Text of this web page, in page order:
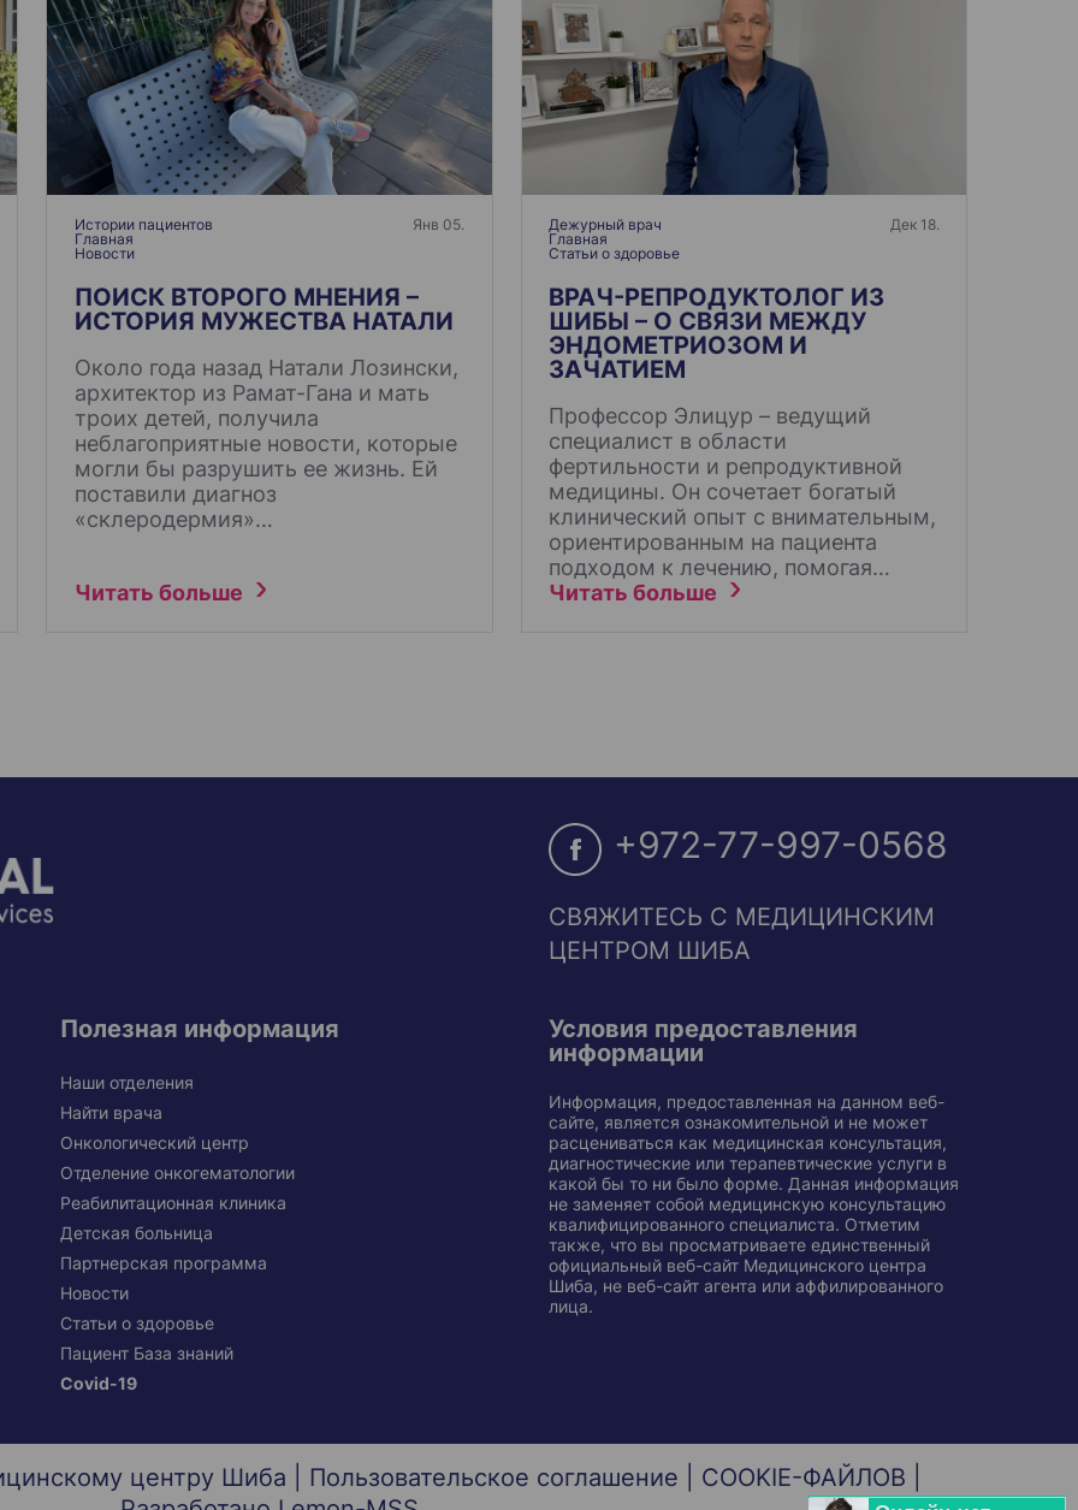
Истории пациентов
Главная
Новости
Янв 05.
ПОИСК ВТОРОГО МНЕНИЯ –
ИСТОРИЯ МУЖЕСТВА НАТАЛИ
Около года назад Натали Лозински,
архитектор из Рамат-Гана и мать
троих детей, получила
неблагоприятные новости, которые
могли бы разрушить ее жизнь. Ей
поставили диагноз
«склеродермия»…
Читать больше
Дежурный врач
Главная
Статьи о здоровье
Дек 18.
ВРАЧ-РЕПРОДУКТОЛОГ ИЗ
ШИБЫ – О СВЯЗИ МЕЖДУ
ЭНДОМЕТРИОЗОМ И
ЗАЧАТИЕМ
Профессор Элицур – ведущий
специалист в области
фертильности и репродуктивной
медицины. Он сочетает богатый
клинический опыт с внимательным,
ориентированным на пациента
подходом к лечению, помогая…
Читать больше
+972-77-997-0568
СВЯЖИТЕСЬ С МЕДИЦИНСКИМ
ЦЕНТРОМ ШИБА
Полезная информация
Наши отделения
Найти врача
Онкологический центр
Отделение онкогематологии
Реабилитационная клиника
Детская больница
Партнерская программа
Новости
Статьи о здоровье
Пациент База знаний
Covid-19
Условия предоставления
информации
Информация, предоставленная на данном веб-
сайте, является ознакомительной и не может
расцениваться как медицинская консультация,
диагностические или терапевтические услуги в
какой бы то ни было форме. Данная информация
не заменяет собой медицинскую консультацию
квалифицированного специалиста. Отметим
также, что вы просматриваете единственный
официальный веб-сайт Медицинского центра
Шиба, не веб-сайт агента или аффилированного
лица.
центру Шиба | Пользовательское соглашение COOKIE-ФАЙЛОВ